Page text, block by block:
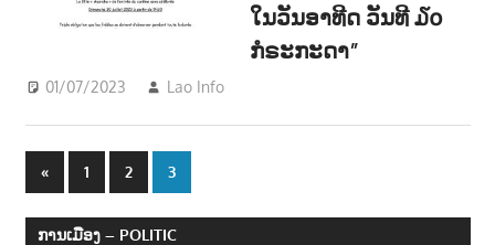
ໃນວັນອາທີດ ວັນທີ ໓໐
ກໍຣະກະດາ”
01/07/2023 Lao Info
Posts
navigation
«Previous
Posts
1 2 3
ການເມືອງ – POLITIC